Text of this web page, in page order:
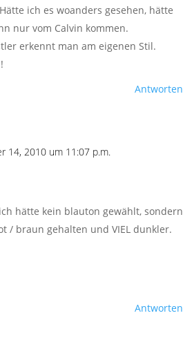
ich es woanders gesehen, hätte
nur vom Calvin kommen.
erkennt man am eigenen Stil.
Antworten
14, 2010 um 11:07 p.m.
hätte kein blauton gewählt, sondern
/ braun gehalten und VIEL dunkler.
Antworten